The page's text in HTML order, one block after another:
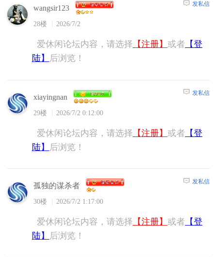
wangsir123
28楼 2026/7/2
发私信
爱休闲论坛内容，请选择 【注册】 或者 【登
陆】
后浏览！
xiayingnan
29楼 2026/7/2 0:12:00
发私信
爱休闲论坛内容，请选择 【注册】 或者 【登
陆】
后浏览！
孤独的谋杀者
30楼 2026/7/2 1:17:00
发私信
爱休闲论坛内容，请选择 【注册】 或者 【登
陆】
后浏览！